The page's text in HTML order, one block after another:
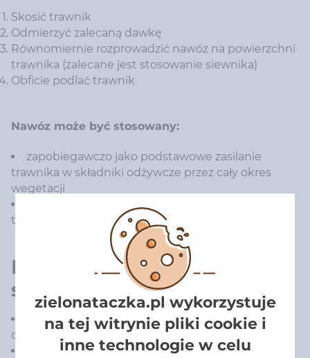
Skosić trawnik
Odmierzyć zalecaną dawkę
Równomiernie rozprowadzić nawóz na powierzchni
trawnika (zalecane jest stosowanie siewnika)
Obficie podlać trawnik
Nawóz może być stosowany:
zapobiegawczo jako podstawowe zasilanie
trawnika w składniki odżywcze przez cały okres
wegetacji
interwencyjnie w przypadku pojawienia się na
trawniku żółtych plam.
Dawkowanie oraz termin
stosowania:
Zapobiegawczo: 20 g/m² – raz w miesiącu przez
cały okres wegetacji.
Interwencyjnie trawnik z objawem żółknięcia: 30
zielonataczka.pl wykorzystuje
na tej witrynie pliki cookie i
inne technologie w celu